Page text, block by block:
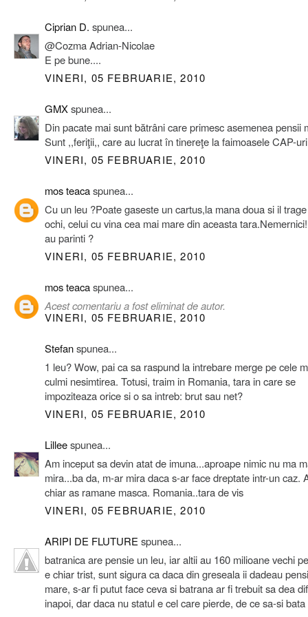
Ciprian D. spunea...
@Cozma Adrian-Nicolae
E pe bune....
VINERI, 05 FEBRUARIE, 2010
GMXspunea...
Din pacate mai sunt bătrâni care primesc asemenea pensii
Sunt ,,feriţii,, care au lucrat în tinereţe la faimoasele CAP-
VINERI, 05 FEBRUARIE, 2010
mos teacaspunea...
Cu un leu ?Poate gaseste un cartus,la mana doua si il
ochi, celui cu vina cea mai mare din aceasta
au parinti ?
VINERI, 05 FEBRUARIE, 2010
mos teacaspunea...
Acest comentariu a fost eliminat de autor.
VINERI, 05 FEBRUARIE, 2010
Stefanspunea...
1 leu? Wow, pai ca sa raspund la intrebare merge pe cele
culmi nesimtirea. Totusi, traim in Romania, tara in care se
impoziteaza orice si o sa intreb: brut sau net?
VINERI, 05 FEBRUARIE, 2010
Lilleespunea...
Am inceput sa devin atat de imuna...aproape nimic nu ma
mira...ba da, m-ar mira daca s-ar face dreptate intr-un caz.
chiar as ramane masca. Romania..tara de vis
VINERI, 05 FEBRUARIE, 2010
ARIPI DE FLUTURE spunea...
batranica are pensie un leu, iar altii au 160 milioane vechi
e chiar trist, sunt sigura ca daca din greseala ii dadeau
mare, s-ar fi putut face ceva si batrana ar fi trebuit sa dea
inapoi, dar daca nu statul e cel care pierde, de ce sa-si